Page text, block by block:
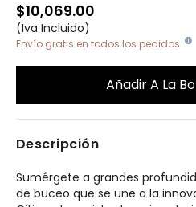
$10,069.00
(Iva Incluido)
Envío gratis en todos los pedidos
Añadir A La
Descripción
Sumérgete a grandes
de buceo que se une a la